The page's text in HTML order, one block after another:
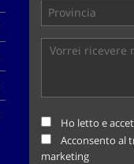
Ho letto e
Acconsento al
marketing